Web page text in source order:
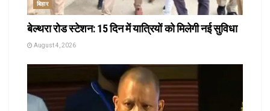
बिहार
बेल्थरा रोड स्टेशन: 15 दिन में यात्रियों को मिलेगी नई सुविधा
August 4, 2026